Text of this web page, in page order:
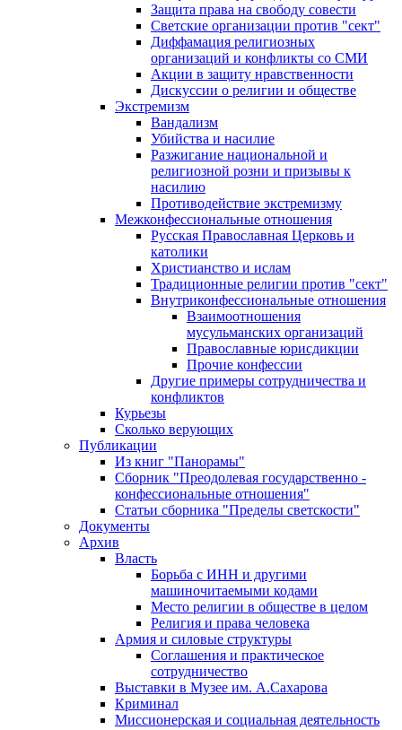
Защита права на свободу совести
Светские организации против "сект"
Диффамация религиозных
организаций и конфликты со СМИ
Акции в защиту нравственности
Дискуссии о религии и обществе
Экстремизм
Вандализм
Убийства и насилие
Разжигание национальной и
религиозной розни и призывы к
насилию
Противодействие экстремизму
Межконфессиональные отношения
Русская Православная Церковь и
католики
Христианство и ислам
Традиционные религии против "сект"
Внутриконфессиональные отношения
Взаимоотношения
мусульманских организаций
Православные юрисдикции
Прочие конфессии
Другие примеры сотрудничества и
конфликтов
Курьезы
Сколько верующих
Публикации
Из книг "Панорамы"
Сборник "Преодолевая государственно -
конфессиональные отношения"
Статьи сборника "Пределы светскости"
Документы
Архив
Власть
Борьба с ИНН и другими
машиночитаемыми кодами
Место религии в обществе в целом
Религия и права человека
Армия и силовые структуры
Соглашения и практическое
сотрудничество
Выставки в Музее им. А.Сахарова
Криминал
Миссионерская и социальная деятельность